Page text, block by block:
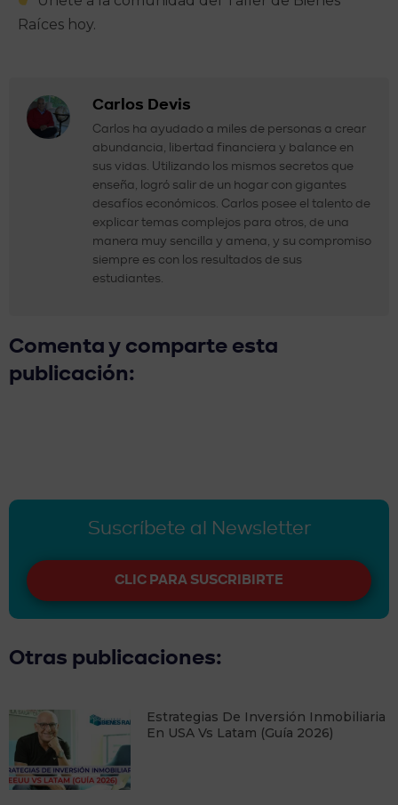
Raíces hoy.
Carlos Devis
Carlos ha ayudado a miles de personas a crear
abundancia, libertad financiera y balance en
sus vidas. Utilizando los mismos secretos que
enseña, logró salir de un hogar con gigantes
desafíos económicos. Carlos posee el talento de
explicar temas complejos para otros, de una
manera muy sencilla y amena, y su compromiso
siempre es con los resultados de sus
estudiantes.
Comenta y comparte esta
publicación:
Suscríbete al Newsletter
CLIC PARA SUSCRIBIRTE
Otras publicaciones:
Estrategias De Inversión Inmobiliaria
En USA Vs Latam (Guía 2026)